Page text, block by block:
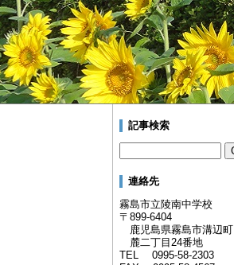
記事検索
連絡先
霧島市立陵南中学校
〒899-6404
鹿児島県霧島市溝辺町
麓二丁目24番地
TEL 0995-58-2303